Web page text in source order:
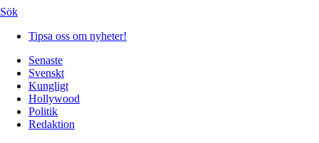
Sök
Tipsa oss om nyheter!
Senaste
Svenskt
Kungligt
Hollywood
Politik
Redaktion